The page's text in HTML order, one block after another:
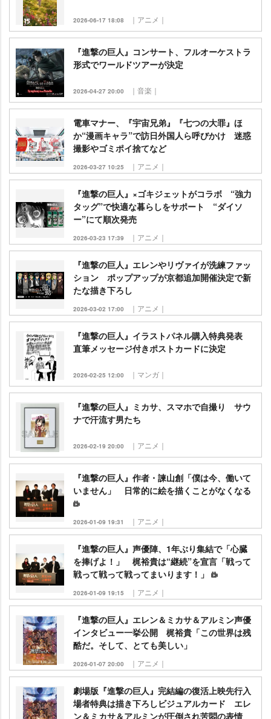
2026-06-17 18:08 ｜アニメ｜
『進撃の巨人』コンサート、フルオーケストラ
形式でワールドツアーが決定
2026-04-27 20:00 ｜音楽｜
電車マナー、『宇宙兄弟』『七つの大罪』ほ
か“漫画キャラ”で訪日外国人ら呼びかけ 迷惑
撮影やゴミポイ捨てなど
2026-03-27 10:25 ｜アニメ｜
『進撃の巨人』×ゴキジェットがコラボ “強力
タッグ”で快適な暮らしをサポート “ダイソ
ー”にて順次発売
2026-03-23 17:39 ｜アニメ｜
『進撃の巨人』エレンやリヴァイが洗練ファッ
ション ポップアップが京都追加開催決定で新
たな描き下ろし
2026-03-02 17:00 ｜アニメ｜
『進撃の巨人』イラストパネル購入特典発表
直筆メッセージ付きポストカードに決定
2026-02-25 12:00 ｜マンガ｜
『進撃の巨人』ミカサ、スマホで自撮り サウ
ナで汗流す男たち
2026-02-19 20:00 ｜アニメ｜
『進撃の巨人』作者・諫山創「僕は今、働いて
いません」 日常的に絵を描くことがなくなる
2026-01-09 19:31 ｜アニメ｜
『進撃の巨人』声優陣、1年ぶり集結で「心臓
を捧げよ！」 梶裕貴は“継続”を宣言「戦って
戦って戦って戦ってまいります！」
2026-01-09 19:15 ｜アニメ｜
『進撃の巨人』エレン＆ミカサ＆アルミン声優
インタビュー一挙公開 梶裕貴「この世界は残
酷だ。そして、とても美しい」
2026-01-07 20:00 ｜アニメ｜
劇場版『進撃の巨人』完結編の復活上映先行入
場者特典は描き下ろしビジュアルカード エレ
ン＆ミカサ＆アルミンが圧倒され苦悶の表情